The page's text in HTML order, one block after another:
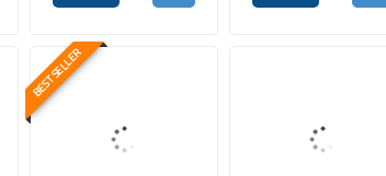
BEST SELLER